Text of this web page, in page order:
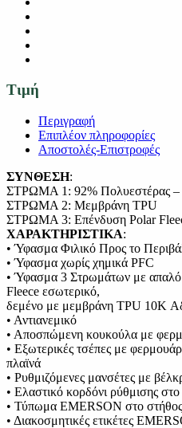
Τιμή
Περιγραφή
Επιπλέον πληροφορίες
Αποστολές-Επιστροφές
ΣΥΝΘΕΣΗ:
ΣΤΡΩΜΑ 1: 92% Πολυεστέρας –
ΣΤΡΩΜΑ 2: Μεμβράνη TPU
ΣΤΡΩΜΑ 3: Επένδυση Polar
ΧΑΡΑΚΤΗΡΙΣΤΙΚΑ:
• Ύφασμα Φιλικό Προς το
• Ύφασμα χωρίς χημικά PFC
• Ύφασμα 3 Στρωμάτων με απαλό
Fleece εσωτερικό,
δεμένο με μεμβράνη TPU 10K
• Αντιανεμικό
• Αποσπώμενη κουκούλα με
• Εξωτερικές τσέπες με
πλαϊνά
• Ρυθμιζόμενες μανσέτες με
• Ελαστικό κορδόνι ρύθμισης
• Τύπωμα EMERSON στο στήθος
• Διακοσμητικές ετικέτες